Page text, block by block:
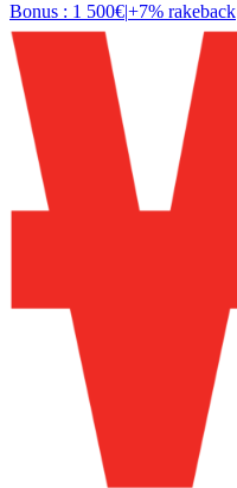
Bonus : 1 500€|+7% rakeback